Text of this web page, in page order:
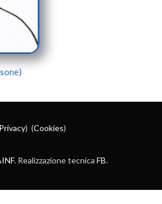
) (Cookies)
. Realizzazione tecnica FB.